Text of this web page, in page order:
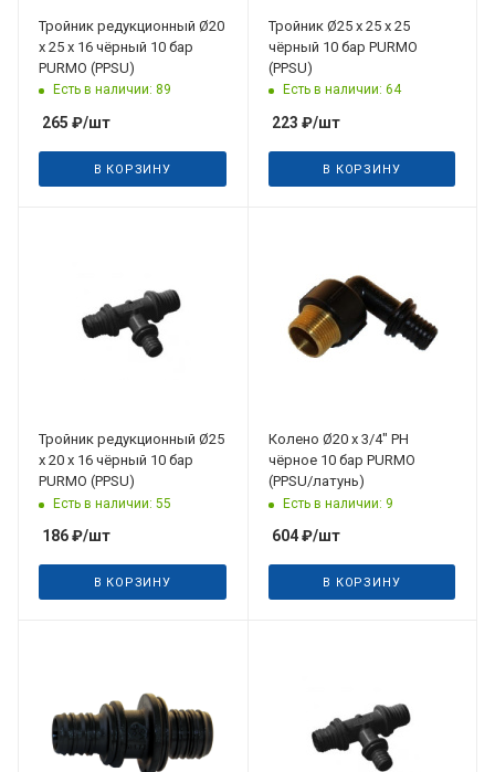
Тройник редукционный Ø20
х 25 х 16 чёрный 10 бар
PURMO (PPSU)
Есть в наличии: 89
265 ₽/шт
В КОРЗИНУ
Тройник Ø25 х 25 х 25
чёрный 10 бар PURMO
(PPSU)
Есть в наличии: 64
223 ₽/шт
В КОРЗИНУ
Тройник редукционный Ø25
х 20 х 16 чёрный 10 бар
PURMO (PPSU)
Есть в наличии: 55
186₽/шт
В КОРЗИНУ
Колено Ø20 х 3/4" РН
чёрное 10 бар PURMO
(PPSU/латунь)
Есть в наличии: 9
604₽/шт
В КОРЗИНУ